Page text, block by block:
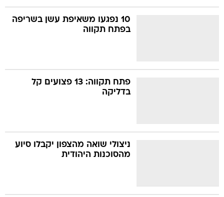
10 נפגעו משאיפת עשן בשריפה
בפתח תקווה
פתח תקווה: 13 פצועים קל
בדליקה
ניצולי שואה מהצפון יקבלו סיוע
מהסוכנות היהודית